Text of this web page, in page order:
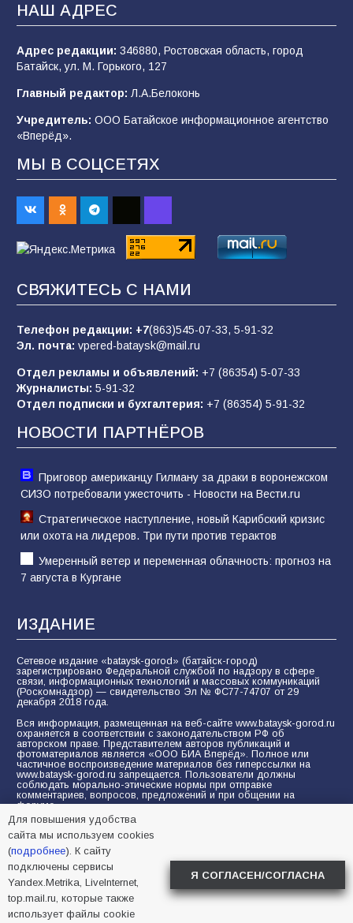
106 05.08.2026
«Мобилизация или набор?» Что на самом
2026 года
101 03.08.2026
В Батайске продолжаются дорожные работы
98 04.08.2026
пропагандистский вброс
«Слухами Москву не возьмёшь»: почему
заявления Киева о мобилизации — это
отчаяние, а не разведка
81 02.08.2026
НАШ АДРЕС
Адрес редакции: 346880, Ростовская область, город
Батайск, ул. М. Горького, 127
Главный редактор: Л.А.Белоконь
Учредитель: ООО Батайское информационное агентство
«Вперёд».
МЫ В СОЦСЕТЯХ
СВЯЖИТЕСЬ С НАМИ
Телефон редакции: +7(863)545-07-33, 5-91-32
Эл. почта: vpered-bataysk@mail.ru
Отдел рекламы и объявлений: +7 (86354) 5-07-33
Журналисты: 5-91-32
Отдел подписки и бухгалтерия: +7 (86354) 5-91-32
НОВОСТИ ПАРТНЁРОВ
Приговор американцу Гилману за драки в воронежском
СИЗО потребовали ужесточить - Новости на Вести.ru
Стратегическое наступление, новый Карибский кризис
или охота на лидеров. Три пути против терактов
Умеренный ветер и переменная облачность: прогноз на
7 августа в Кургане
ИЗДАНИЕ
Сетевое издание «bataysk-gorod» (батайск-город)
зарегистрировано Федеральной службой по надзору в сфере
связи, информационных технологий и массовых коммуникаций
(Роскомнадзор) — свидетельство Эл № ФС77-74707 от 29
декабря 2018 года.
Вся информация, размещенная на веб-сайте www.bataysk-gorod.ru
охраняется в соответствии с законодательством РФ об
авторском праве. Представителем авторов публикаций и
фотоматериалов является «ООО БИА Вперёд». Полное или
частичное воспроизведение материалов без гиперссылки на
www.bataysk-gorod.ru запрещается. Пользователи должны
соблюдать морально-этические нормы при отправке
комментариев, вопросов, предложений и при общении на
форуме.
Политика конфиденциальности и защиты информации
Согласие на обработку персональных данных с помощью
сервисов Yandex.Metrika, LiveInternet, top.mail.ru
© 2005-2026 БИА «ВПЕРЕД»
Для повышения удобства
сайта мы используем cookies
(подробнее). К сайту
подключены сервисы
Yandex.Metrika, LiveInternet,
top.mail.ru, которые также
использует файлы cookie
Я СОГЛАСЕН/СОГЛАСНА